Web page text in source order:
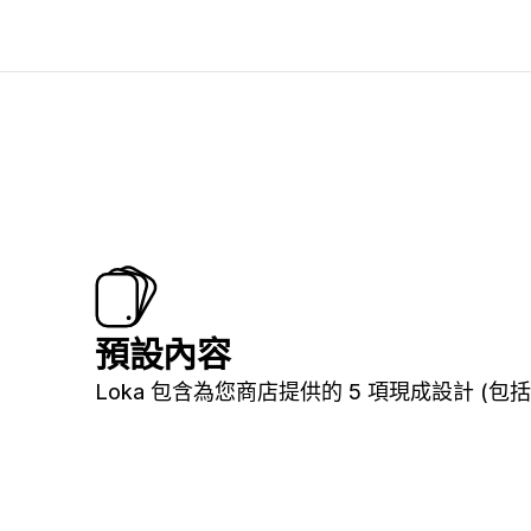
預設內容
Loka 包含為您商店提供的 5 項現成設計 (包